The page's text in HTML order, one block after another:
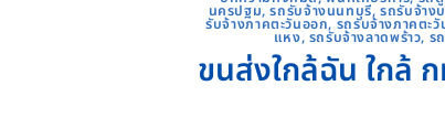
นครปฐม,รถรับจ้างนนทบุรี,รถรับจ้าง
รับจ้างภาคตะวันออก, รถรับจ้างภาคตะ
แหง, รถรับจ้างลาดพร้าว, ร
ขนส่งใกล้ฉัน ใกล้